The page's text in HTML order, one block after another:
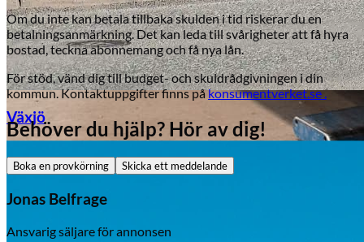
Byte av vindruta
Växjö
Om du inte kan betala tillbaka skulden i tid riskerar du en
betalningsanmärkning. Det kan leda till svårigheter att få hyra
bostad, teckna abonnemang och få nya lån.
För stöd, vänd dig till budget- och skuldrådgivningen i din
kommun. Kontaktuppgifter finns påkonsumentverket.se .
Behöver du hjälp? Hör av dig!
Boka en provkörning Skicka ett meddelande
Jonas Belfrage
Ansvarig säljare för annonsen